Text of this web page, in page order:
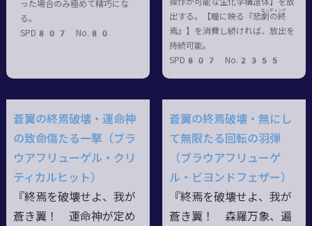
った場合のみ極めて精巧にな
る。
SPD807 No.80
操作が可能な生化学構造体】を放
出する。【瞳に映る『悲劇 の
エンディング
終
焉』】を消費し続ければ、放出を
持続可能。
SPD807 No.2355
蒼翼の終焉破壊・運命神
の致命傷たる一撃（ブラ
ウアフリューゲル・クリ
ティカルヒット）
『終焉を破壊せよ、我が
蒼き翼！ 運命神が定め
蒼翼の終焉破壊・無にし
て無限たる回転の羽弾
（ブラウアフリューゲ
ル・ビヨンドフェザー）
『終焉を破壊せよ、我が
蒼き翼！ 森羅万象、遍